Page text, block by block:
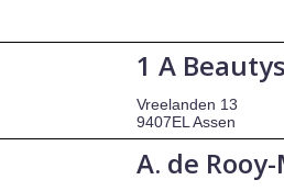
1 A
Vreelanden 13
9407EL Assen
A. de